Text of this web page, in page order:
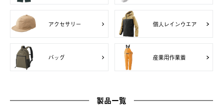
アクセサリー 個人レインウエア
バッグ 産業用作業着
製品一覧